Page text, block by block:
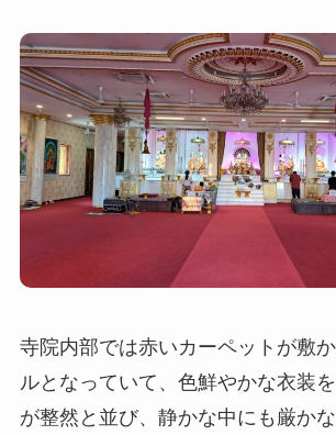
寺院内部では赤いカーペットが敷
ルとなっていて、色鮮やかな衣装
が整然と並び、静かな中にも厳か